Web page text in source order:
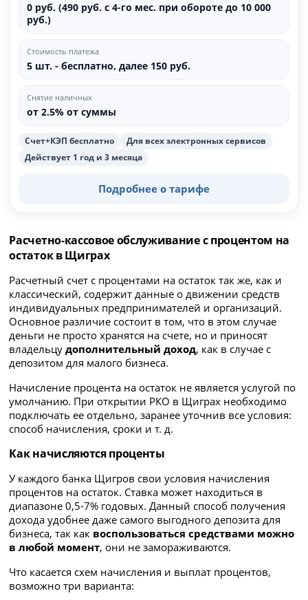
0 руб. (490 руб. с 4-го мес. при обороте до 10 000
руб.)
Стоимость платежа
5 шт. - бесплатно, далее 150 руб.
Снятие наличных
от 2.5% от суммы
Счет+КЭП бесплатно
Для всех электронных сервисов
Действует 1 год и 3 месяца
Подробнее о тарифе
Расчетно-кассовое обслуживание с процентом на
остаток в Щиграх
Расчетный счет с процентами на остаток так же, как и
классический, содержит данные о движении средств
индивидуальных предпринимателей и организаций.
Основное различие состоит в том, что в этом случае
деньги не просто хранятся на счете, но и приносят
владельцудополнительный доход, как в случае с
депозитом для малого бизнеса.
Начисление процента на остаток не является услугой по
умолчанию. При открытии РКО в Щиграх необходимо
подключать ее отдельно, заранее уточнив все условия:
способ начисления, сроки и т. д.
Как начисляются проценты
У каждого банка Щигров свои условия начисления
процентов на остаток. Ставка может находиться в
диапазоне 0,5-7% годовых. Данный способ получения
дохода удобнее даже самого выгодного депозита для
бизнеса, так как воспользоваться средствами можно
в любой момент, они не замораживаются.
Что касается схем начисления и выплат процентов,
возможно три варианта: